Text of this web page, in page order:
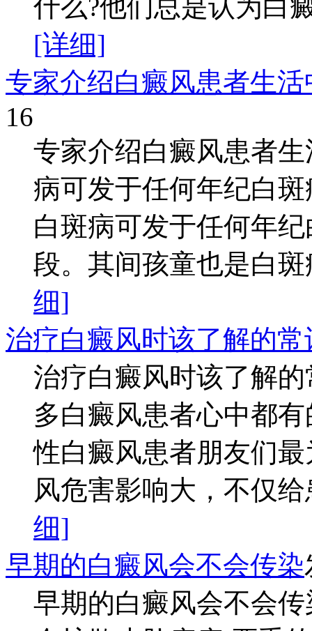
什么?他们总是认为白
[详细]
专家介绍白癜风患者生
16
专家介绍白癜风患者
病可发于任何年纪白
白斑病可发于任何年
段。其间孩童也是白
细]
治疗白癜风时该了解的常
治疗白癜风时该了解
多白癜风患者心中都
性白癜风患者朋友们
风危害影响大，不仅
细]
早期的白癜风会不会传染
早期的白癜风会不会